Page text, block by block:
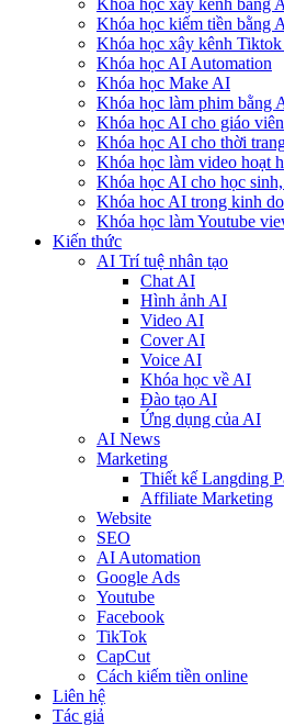
Khóa học xây kênh bằng
Khóa học kiếm tiền bằng
Khóa học xây kênh
Khóa học AI Automation
Khóa học Make AI
Khóa học làm phim bằng
Khóa học AI cho giáo viên
Khóa học AI cho thời
Khóa học làm video hoạt
Khóa học AI cho học
Khóa hoc AI trong kinh
Khóa học làm Youtube
Kiến thức
AI Trí tuệ nhân tạo
Chat AI
Hình ảnh AI
Video AI
Cover AI
Voice AI
Khóa học về AI
Đào tạo AI
Ứng dụng của AI
AI News
Marketing
Thiết kế Langding
Affiliate Marketing
Website
SEO
AI Automation
Google Ads
Youtube
Facebook
TikTok
CapCut
Cách kiếm tiền online
Liên hệ
Tác giả